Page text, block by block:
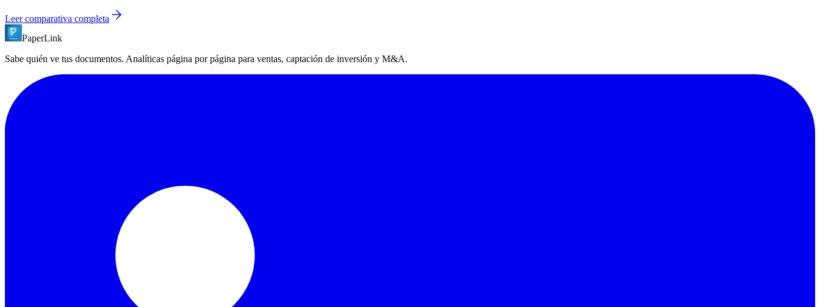
Leer comparativa completa
PaperLink
Sabe quién ve tus documentos. Analíticas página por página para ventas, captación de inversión y M&A.